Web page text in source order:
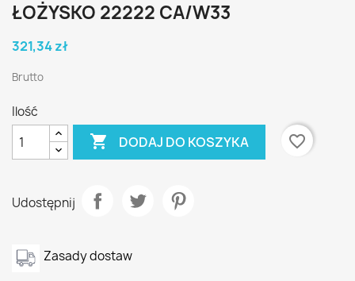
ŁOŻYSKO 22222 CA/W33
321,34 zł
Brutto
Ilość
 DODAJ DO KOSZYKA favorite_border
Udostępnij
Zasady dostaw